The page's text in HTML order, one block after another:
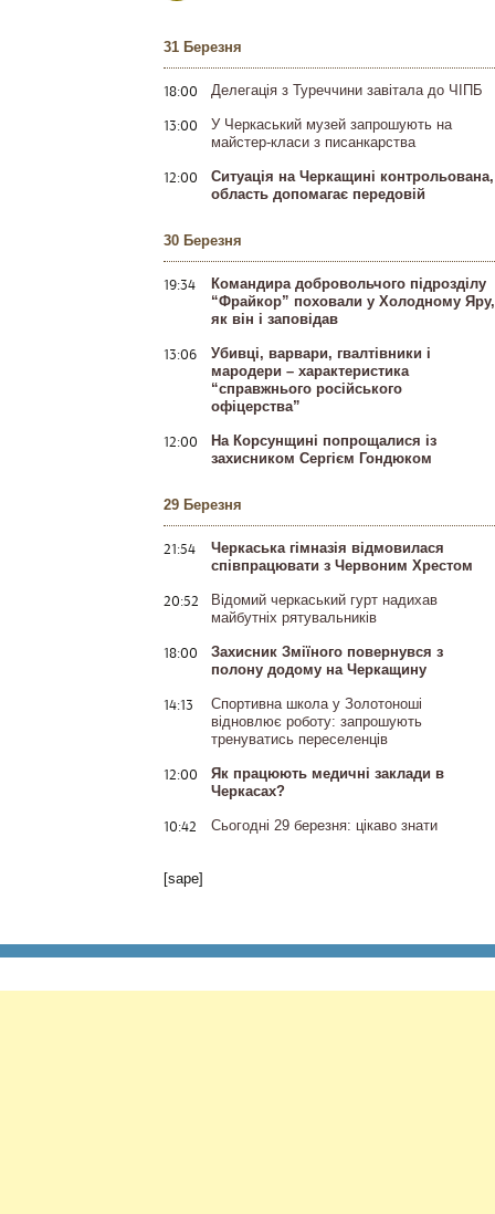
31 Березня
18:00 Делегація з Туреччини завітала до ЧІПБ
13:00
У Черкаський музей запрошують на
майстер-класи з писанкарства
12:00
Ситуація на Черкащині контрольована,
область допомагає передовій
30 Березня
19:34
Командира добровольчого підрозділу
“Фрайкор” поховали у Холодному Яру,
як він і заповідав
13:06
Убивці, варвари, гвалтівники і
мародери – характеристика
“справжнього російського
офіцерства”
12:00
На Корсунщині попрощалися із
захисником Сергієм Гондюком
29 Березня
21:54
Черкаська гімназія відмовилася
співпрацювати з Червоним Хрестом
20:52
Відомий черкаський гурт надихав
майбутніх рятувальників
18:00
Захисник Зміїного повернувся з
полону додому на Черкащину
14:13
Спортивна школа у Золотоноші
відновлює роботу: запрошують
тренуватись переселенців
12:00
Як працюють медичні заклади в
Черкасах?
10:42 Сьогодні 29 березня: цікаво знати
[sape]